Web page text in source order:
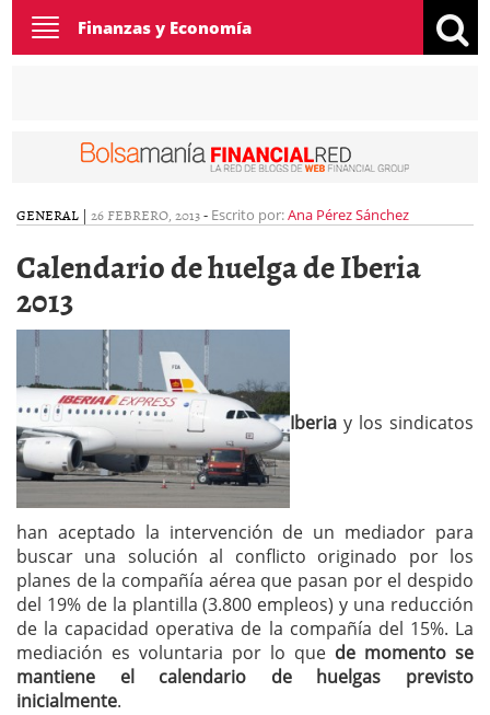
Toggle
navigation
Finanzas y Economía
GENERAL | 26 FEBRERO, 2013- Escrito por:Ana Pérez Sánchez
Calendario de huelga de Iberia
2013
Iberia y los sindicatos
han aceptado la intervención de un mediador para
buscar una solución al conflicto originado por los
planes de la compañía aérea que pasan por el despido
del 19% de la plantilla (3.800 empleos) y una reducción
de la capacidad operativa de la compañía del 15%. La
mediación es voluntaria por lo que de momento se
mantiene el calendario de huelgas previsto
inicialmente.